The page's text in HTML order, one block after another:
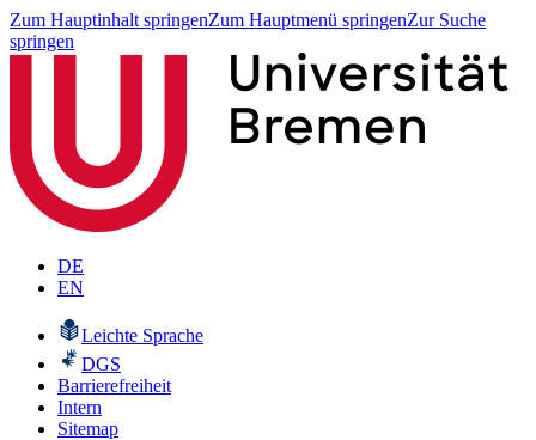
Zum Hauptinhalt springenZum Hauptmenü springenZur Suche
springen
DE
EN
Leichte Sprache
DGS
Barrierefreiheit
Intern
Sitemap